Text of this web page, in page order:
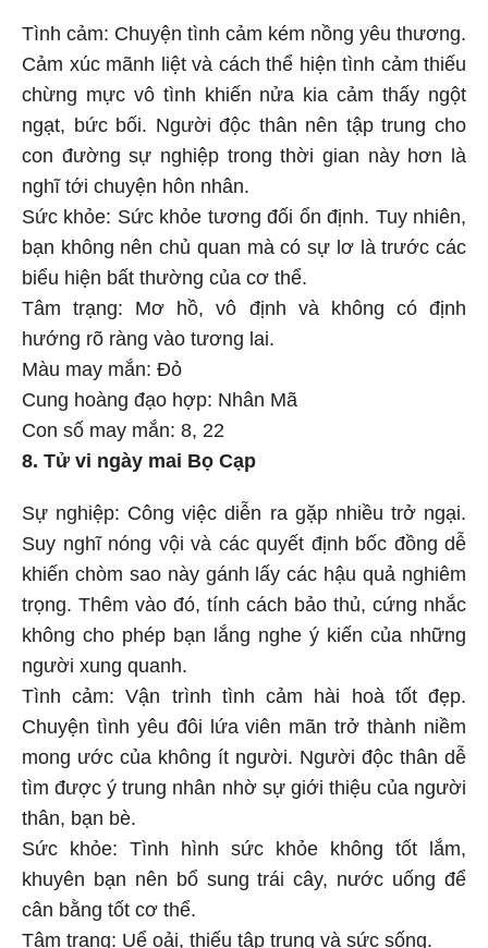
Tình cảm: Chuyện tình cảm kém nồng yêu thương.
Cảm xúc mãnh liệt và cách thể hiện tình cảm thiếu
chừng mực vô tình khiến nửa kia cảm thấy ngột
ngạt, bức bối. Người độc thân nên tập trung cho
con đường sự nghiệp trong thời gian này hơn là
nghĩ tới chuyện hôn nhân.
Sức khỏe: Sức khỏe tương đối ổn định. Tuy nhiên,
bạn không nên chủ quan mà có sự lơ là trước các
biểu hiện bất thường của cơ thể.
Tâm trạng: Mơ hồ, vô định và không có định
hướng rõ ràng vào tương lai.
Màu may mắn: Đỏ
Cung hoàng đạo hợp: Nhân Mã
Con số may mắn: 8, 22
8. Tử vi ngày mai Bọ Cạp
Sự nghiệp: Công việc diễn ra gặp nhiều trở ngại.
Suy nghĩ nóng vội và các quyết định bốc đồng dễ
khiến chòm sao này gánh lấy các hậu quả nghiêm
trọng. Thêm vào đó, tính cách bảo thủ, cứng nhắc
không cho phép bạn lắng nghe ý kiến của những
người xung quanh.
Tình cảm: Vận trình tình cảm hài hoà tốt đẹp.
Chuyện tình yêu đôi lứa viên mãn trở thành niềm
mong ước của không ít người. Người độc thân dễ
tìm được ý trung nhân nhờ sự giới thiệu của người
thân, bạn bè.
Sức khỏe: Tình hình sức khỏe không tốt lắm,
khuyên bạn nên bổ sung trái cây, nước uống để
cân bằng tốt cơ thể.
Tâm trạng: Uể oải, thiếu tập trung và sức sống.